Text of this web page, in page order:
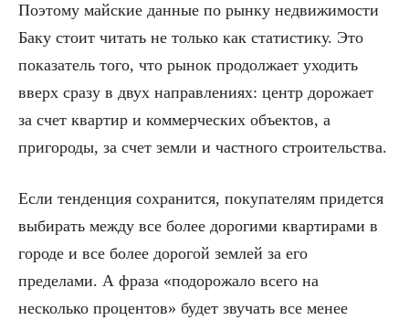
Поэтому майские данные по рынку недвижимости
Баку стоит читать не только как статистику. Это
показатель того, что рынок продолжает уходить
вверх сразу в двух направлениях: центр дорожает
за счет квартир и коммерческих объектов, а
пригороды, за счет земли и частного строительства.
Если тенденция сохранится, покупателям придется
выбирать между все более дорогими квартирами в
городе и все более дорогой землей за его
пределами. А фраза «подорожало всего на
несколько процентов» будет звучать все менее